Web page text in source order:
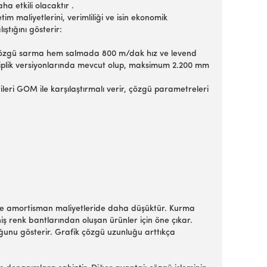
etkili olacaktır .
maliyetlerini, verimliliği ve isin ekonomik
gösterir:
sarma hem salmada 800 m/dak hız ve levend
versiyonlarında mevcut olup, maksimum 2.200 mm
GOM ile karşılaştırmalı verir, çözgü para­metreleri
amortisman maliyetleride daha düşüktür. Kurma
renk bantlarından oluşan ürünler için öne çıkar.
gösterir. Grafik çözgü uzunluğu arttıkça